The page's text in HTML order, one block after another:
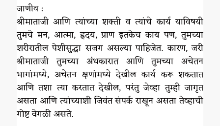
जाणीव :
श्रीमाताजी आणि त्यांच्या शक्ती व त्यांचे कार्य याविषयी
तुमचे मन, आत्मा, हृदय, प्राण इतकेच काय पण, तुमच्या
शरीरातील पेशीसुद्धा सजग असल्या पाहिजेत. कारण, जरी
श्रीमाताजी तुमच्या अंधकारात आणि तुमच्या अचेतन
भागांमध्ये, अचेतन क्षणांमध्ये देखील कार्य करू शकतात
आणि तशा त्या करतात देखील, परंतु जेव्हा तुम्ही जागृत
असता आणि त्यांच्याशी जिवंत संपर्क राखून असता तेव्हाची
गोष्ट वेगळी असते.